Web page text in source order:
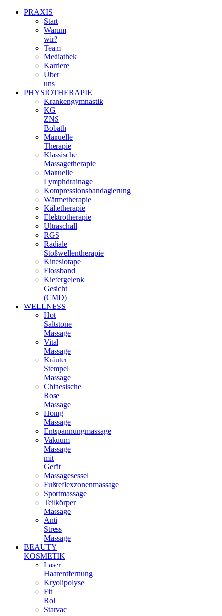
PRAXIS
Start
Warum
wir?
Team
Mediathek
Karriere
Über
uns
PHYSIOTHERAPIE
Krankengymnastik
KG
ZNS
Bobath
Manuelle
Therapie
Klassische
Massagetherapie
Manuelle
Lymphdrainage
Kompressionsbandagierung
Wärmetherapie
Kältetherapie
Elektrotherapie
Ultraschall
RGS
Radiale
Stoßwellentherapie
Kinesiotape
Flossband
Kiefergelenk
Gesicht
(CMD)
WELLNESS
Hot
Saltstone
Massage
Vital
Massage
Kräuter
Stempel
Massage
Chinesische
Rose
Massage
Honig
Massage
Entspannungmassage
Vakuum
Massage
mit
Gerät
Massagesessel
Fußreflexzonenmassage
Sportmassage
Teilkörper
Massage
Anti
Stress
Massage
BEAUTY
KOSMETIK
Laser
Haarentfernung
Kryolipolyse
Fit
Roll
Starvac